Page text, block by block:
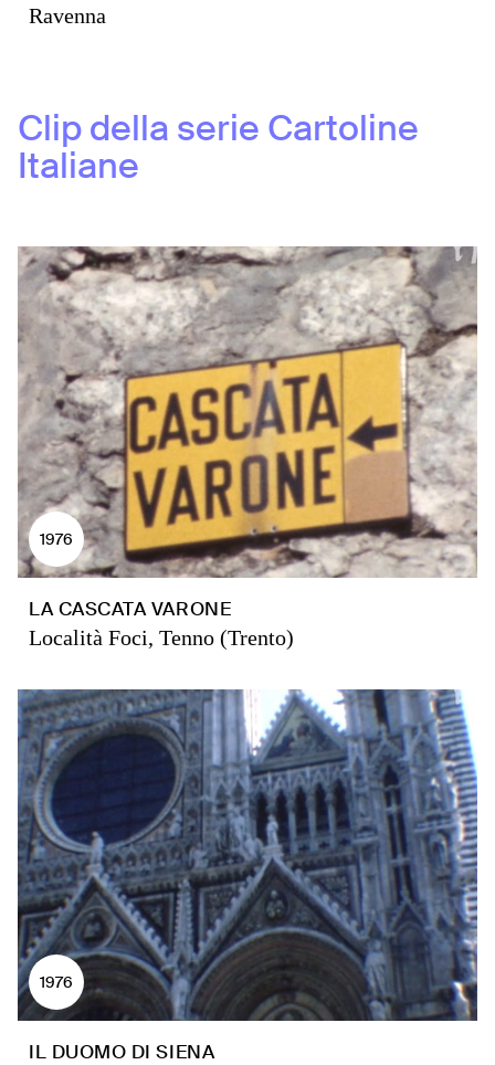
Ravenna
Clip della serie Cartoline
Italiane
1976
LA CASCATA VARONE
Località Foci, Tenno (Trento)
1976
IL DUOMO DI SIENA